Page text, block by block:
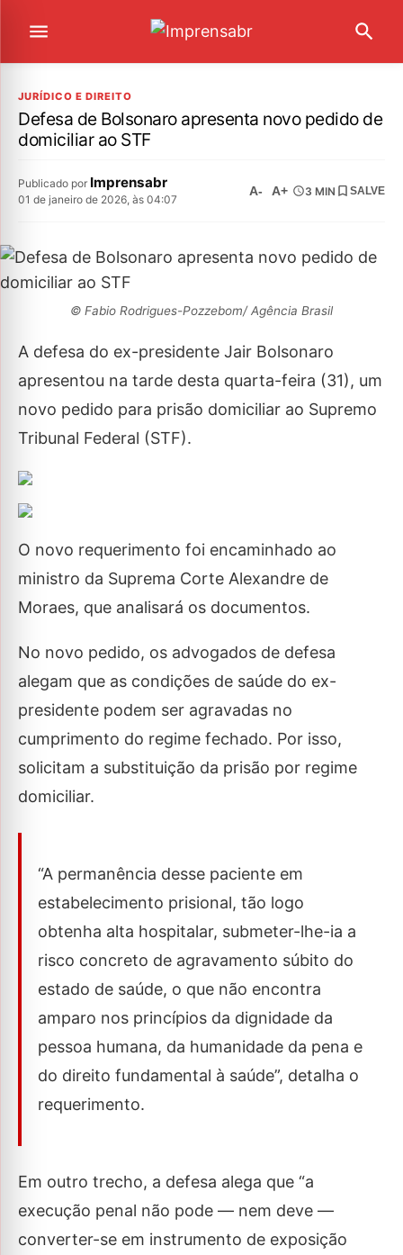
JURÍDICO E DIREITO
Defesa de Bolsonaro apresenta novo pedido de
domiciliar ao STF
Publicado por Imprensabr
01 de janeiro de 2026, às 04:07
A- A+ 3 MIN SALVE
© Fabio Rodrigues-Pozzebom/ Agência Brasil
A defesa do ex-presidente Jair Bolsonaro
apresentou na tarde desta quarta-feira (31), um
novo pedido para prisão domiciliar ao Supremo
Tribunal Federal (STF).
O novo requerimento foi encaminhado ao
ministro da Suprema Corte Alexandre de
Moraes, que analisará os documentos.
No novo pedido, os advogados de defesa
alegam que as condições de saúde do ex-
presidente podem ser agravadas no
cumprimento do regime fechado. Por isso,
solicitam a substituição da prisão por regime
domiciliar.
“A permanência desse paciente em
estabelecimento prisional, tão logo
obtenha alta hospitalar, submeter-lhe-ia a
risco concreto de agravamento súbito do
estado de saúde, o que não encontra
amparo nos princípios da dignidade da
pessoa humana, da humanidade da pena e
do direito fundamental à saúde”, detalha o
requerimento.
Em outro trecho, a defesa alega que “a
execução penal não pode — nem deve —
converter-se em instrumento de exposição